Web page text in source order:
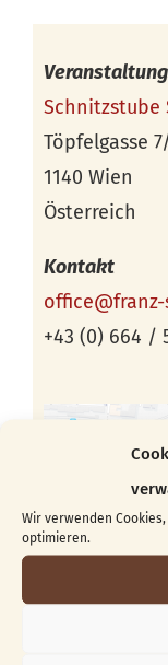
Wir verwenden
optimieren.
Töpfelgasse
1140 Wien
Österreich
Kontakt
+43 (0) 664 /